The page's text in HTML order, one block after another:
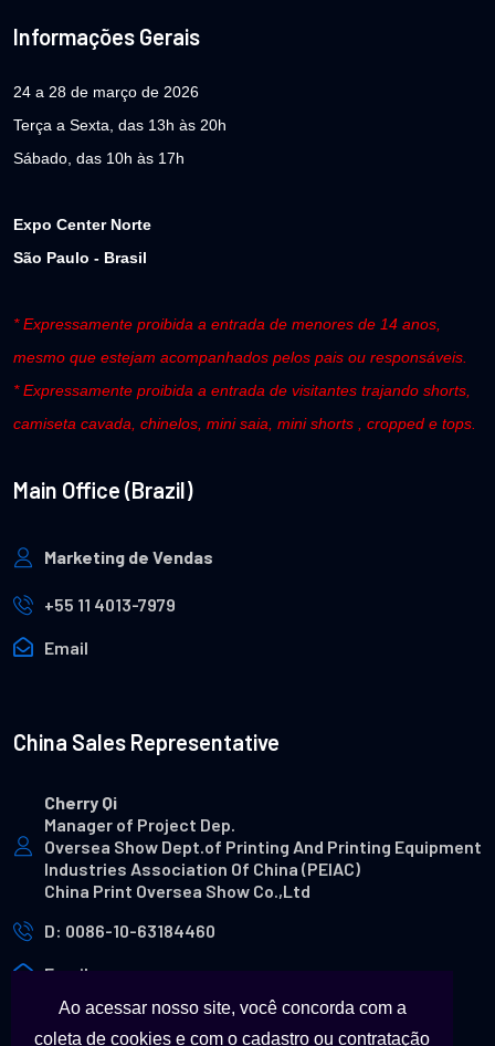
Informações Gerais
24 a 28 de março de 2026
Terça a Sexta, das 13h às 20h
Sábado, das 10h às 17h
Expo Center Norte
São Paulo - Brasil
* Expressamente proibida a entrada de menores de 14 anos,
mesmo que estejam acompanhados pelos pais ou responsáveis.
* Expressamente proibida a entrada de visitantes trajando shorts,
camiseta cavada, chinelos, mini saia, mini shorts , cropped e tops.
Main Office (Brazil)
Marketing de Vendas
+55 11 4013-7979
Email
China Sales Representative
Cherry Qi
Manager of Project Dep.
Oversea Show Dept.of Printing And Printing Equipment
Industries Association Of China (PEIAC)
China Print Oversea Show Co.,Ltd
D: 0086-10-63184460
Email
Ao acessar nosso site, você concorda com a
coleta de cookies e com o cadastro ou contratação